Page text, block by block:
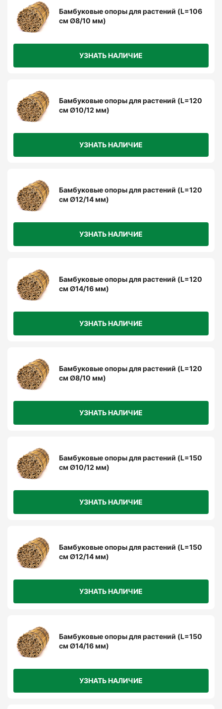
Бамбуковые опоры для растений (L=106
см Ø8/10 мм)
УЗНАТЬ НАЛИЧИЕ
Бамбуковые опоры для растений (L=120
см Ø10/12 мм)
УЗНАТЬ НАЛИЧИЕ
Бамбуковые опоры для растений (L=120
см Ø12/14 мм)
УЗНАТЬ НАЛИЧИЕ
Бамбуковые опоры для растений (L=120
см Ø14/16 мм)
УЗНАТЬ НАЛИЧИЕ
Бамбуковые опоры для растений (L=120
см Ø8/10 мм)
УЗНАТЬ НАЛИЧИЕ
Бамбуковые опоры для растений (L=150
см Ø10/12 мм)
УЗНАТЬ НАЛИЧИЕ
Бамбуковые опоры для растений (L=150
см Ø12/14 мм)
УЗНАТЬ НАЛИЧИЕ
Бамбуковые опоры для растений (L=150
см Ø14/16 мм)
УЗНАТЬ НАЛИЧИЕ